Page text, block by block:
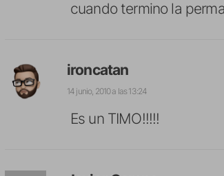
cuando termino la
ironcatan
14 junio, 2010 a las 13:24
Es un TIMO!!!!!